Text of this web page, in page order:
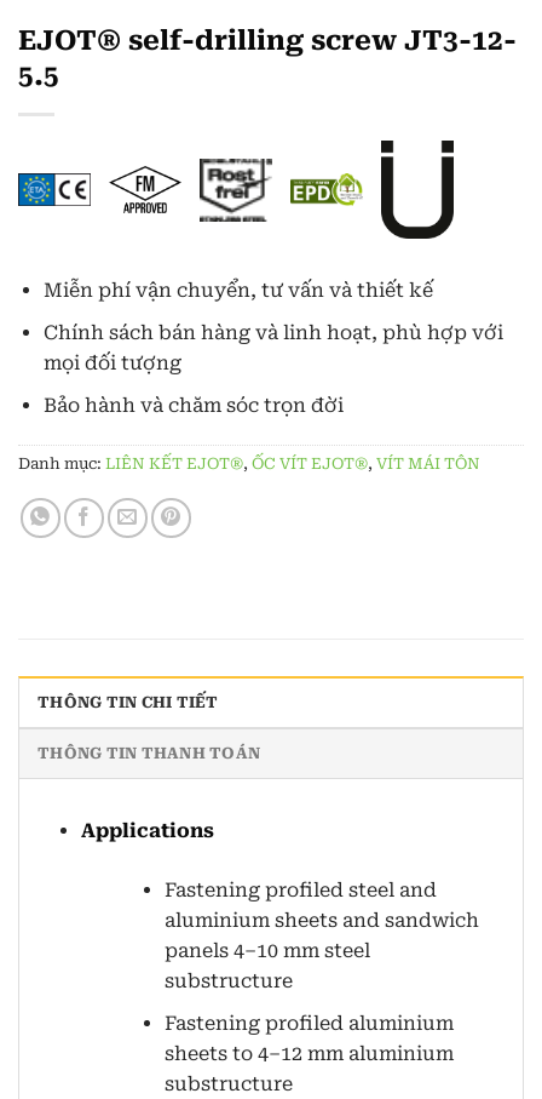
EJOT® self-drilling screw JT3-12-
5.5
Miễn phí vận chuyển, tư vấn và thiết kế
Chính sách bán hàng và linh hoạt, phù hợp với
mọi đối tượng
Bảo hành và chăm sóc trọn đời
Danh mục: LIÊN KẾT EJOT®, ỐC VÍT EJOT®, VÍT MÁI TÔN
THÔNG TIN CHI TIẾT
THÔNG TIN THANH TOÁN
Applications
Fastening profiled steel and
aluminium sheets and sandwich
panels 4–10 mm steel
substructure
Fastening profiled aluminium
sheets to 4–12 mm aluminium
substructure